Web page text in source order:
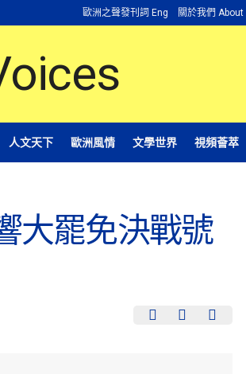
歐洲之聲發刊詞 Eng 關於我們 About
人文天下 歐洲風情 文學世界 視頻薈萃
大罷免決戰號